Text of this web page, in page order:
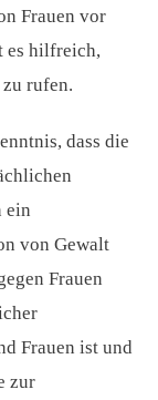
Frauen vor
es hilfreich,
rufen.
dass die
ein
von Gewalt
Frauen
Frauen ist und
zur